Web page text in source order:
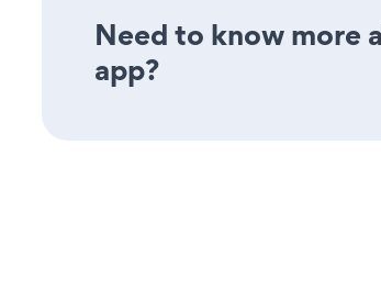
Need to know more
app?